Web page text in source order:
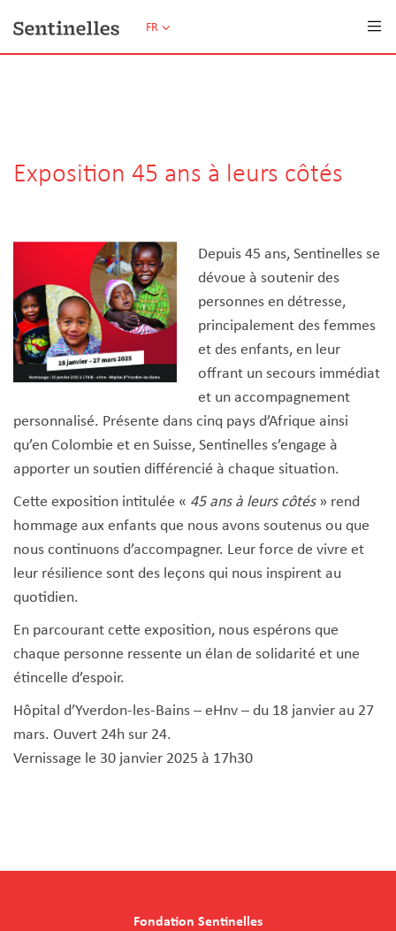
FR
Exposition 45 ans à leurs côtés
Depuis 45 ans, Sentinelles se
dévoue à soutenir des
personnes en détresse,
principalement des femmes
et des enfants, en leur
offrant un secours immédiat
et un accompagnement
personnalisé. Présente dans cinq pays d’Afrique ainsi
qu’en Colombie et en Suisse, Sentinelles s’engage à
apporter un soutien différencié à chaque situation.
Cette exposition intitulée « 45 ans à leurs côtés» rend
hommage aux enfants que nous avons soutenus ou que
nous continuons d’accompagner. Leur force de vivre et
leur résilience sont des leçons qui nous inspirent au
quotidien.
En parcourant cette exposition, nous espérons que
chaque personne ressente un élan de solidarité et une
étincelle d’espoir.
Hôpital d’Yverdon-les-Bains – eHnv – du 18 janvier au 27
mars. Ouvert 24h sur 24.
Vernissage le 30 janvier 2025 à 17h30
Fondation Sentinelles